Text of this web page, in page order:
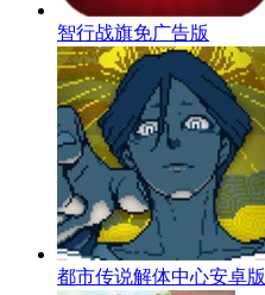
智行战旗免广告版
都市传说解体中心安卓版